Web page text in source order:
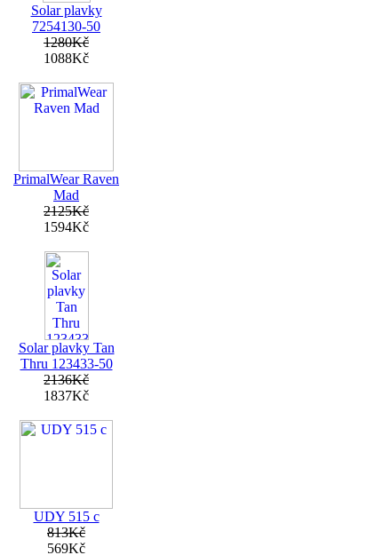
Solar plavky
7254130-50
1280Kč
1088Kč
PrimalWear Raven
Mad
2125Kč
1594Kč
Solar plavky Tan
Thru 123433-50
2136Kč
1837Kč
UDY 515 c
813Kč
569Kč